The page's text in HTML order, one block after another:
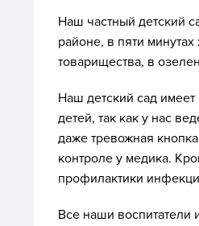
Наш частный детский
районе, в пяти
товарищества, в
Наш детский сад
детей, так как у нас
даже тревожная
контроле у медика.
профилактики
Все наши воспитатели